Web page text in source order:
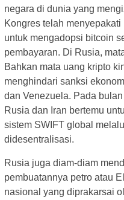
negara di dunia yang
Kongres telah
untuk mengadopsi bitcoin
pembayaran. Di Rusia,
Bahkan mata uang kripto
menghindari sanksi
dan Venezuela. Pada
Rusia dan Iran bertemu
sistem SWIFT global
didesentralisasi.
Rusia juga diam-diam
pembuatannya petro atau
nasional yang diprakarsai